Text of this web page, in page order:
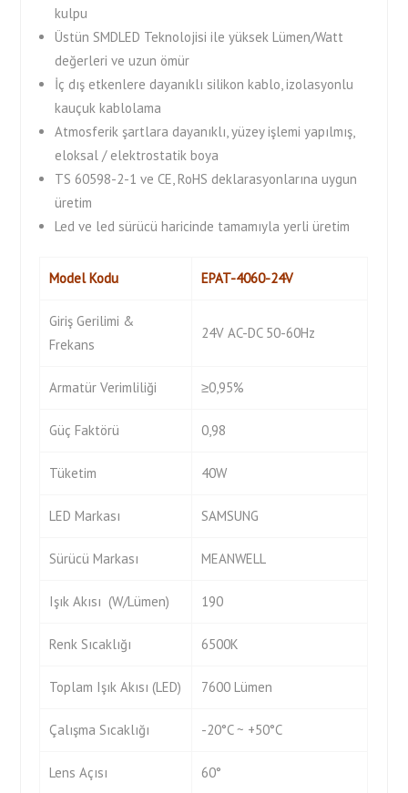
kulpu
Üstün SMDLED Teknolojisi ile yüksek Lümen/Watt
değerleri ve uzun ömür
İç dış etkenlere dayanıklı silikon kablo, izolasyonlu
kauçuk kablolama
Atmosferik şartlara dayanıklı, yüzey işlemi yapılmış,
eloksal / elektrostatik boya
TS 60598-2-1 ve CE, RoHS deklarasyonlarına uygun
üretim
Led ve led sürücü haricinde tamamıyla yerli üretim
Model Kodu EPAT-4060-24V
Giriş Gerilimi &
Frekans
24V AC-DC 50-60Hz
Armatür Verimliliği ≥0,95%
Güç Faktörü 0,98
Tüketim 40W
LED Markası SAMSUNG
Sürücü Markası MEANWELL
Işık Akısı (W/Lümen) 190
Renk Sıcaklığı 6500K
Toplam Işık Akısı (LED) 7600 Lümen
Çalışma Sıcaklığı -20°C ~ +50°C
Lens Açısı 60°